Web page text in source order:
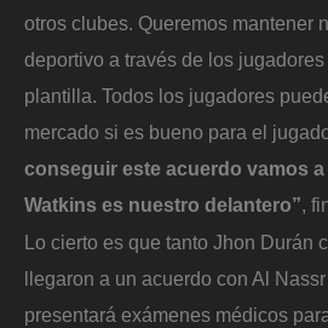
otros clubes. Queremos mantener
deportivo a través de los
plantilla. Todos los jugadores
mercado si es bueno para el
conseguir este acuerdo vamos
Watkins es nuestro delantero”,
Lo cierto es que tanto Jhon Durán
llegaron a un acuerdo con Al
presentará exámenes médicos